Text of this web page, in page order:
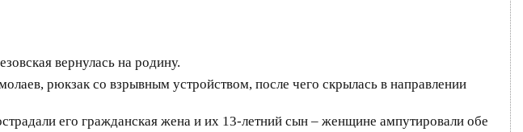
вернулась на родину.
рюкзак со взрывным устройством, после чего скрылась в направлении
его гражданская жена и их 13-летний сын – женщине ампутировали обе